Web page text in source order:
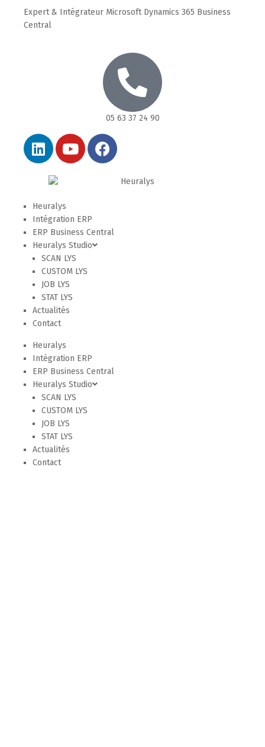
Expert & Intégrateur Microsoft Dynamics 365 Business
Central
05 63 37 24 90
Heuralys
Intégration ERP
ERP Business Central
Heuralys Studio
SCAN LYS
CUSTOM LYS
JOB LYS
STAT LYS
Actualités
Contact
Heuralys
Intégration ERP
ERP Business Central
Heuralys Studio
SCAN LYS
CUSTOM LYS
JOB LYS
STAT LYS
Actualités
Contact